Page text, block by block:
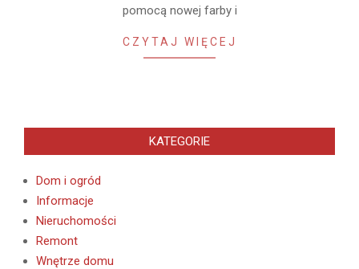
pomocą nowej farby i
CZYTAJ WIĘCEJ
KATEGORIE
Dom i ogród
Informacje
Nieruchomości
Remont
Wnętrze domu